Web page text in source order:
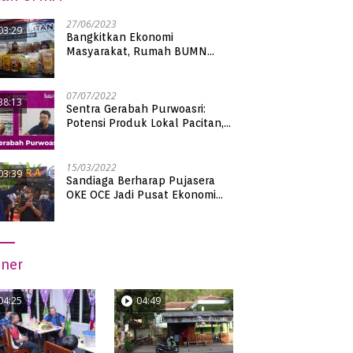
27/06/2023
Bangkitkan Ekonomi
Masyarakat, Rumah BUMN
07/07/2022
Sentra Gerabah Purwoasri:
Potensi Produk Lokal Pacitan,
15/03/2022
Sandiaga Berharap Pujasera
OKE OCE Jadi Pusat Ekonomi
04:49